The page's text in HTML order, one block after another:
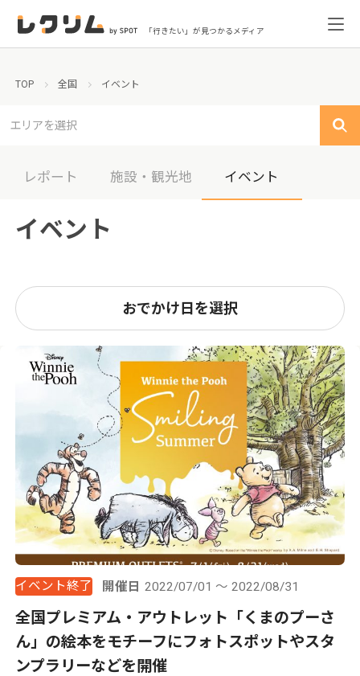
「行きたい」が見つかるメディア
TOP 全国 イベント
エリアを選択
レポート 施設・観光地 イベント
イベント
おでかけ日を選択
イベント終了 開催日 2022/07/01 ～ 2022/08/31
全国プレミアム・アウトレット「くまのプーさ
ん」の絵本をモチーフにフォトスポットやスタ
ンプラリーなどを開催